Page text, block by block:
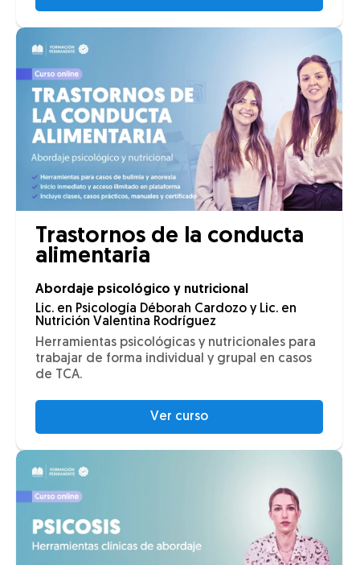
Trastornos de la conducta
alimentaria
Abordaje psicológico y nutricional
Lic. en Psicología Déborah Cardozo y Lic. en
Nutrición Valentina Rodríguez
Herramientas psicológicas y nutricionales para
trabajar de forma individual y grupal en casos
de TCA.
Ver curso